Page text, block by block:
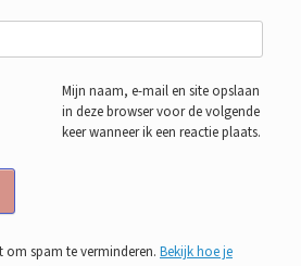
Mijn naam, e-mail en site opslaan
in deze browser voor de volgende
keer wanneer ik een reactie plaats.
om spam te verminderen. Bekijk hoe je